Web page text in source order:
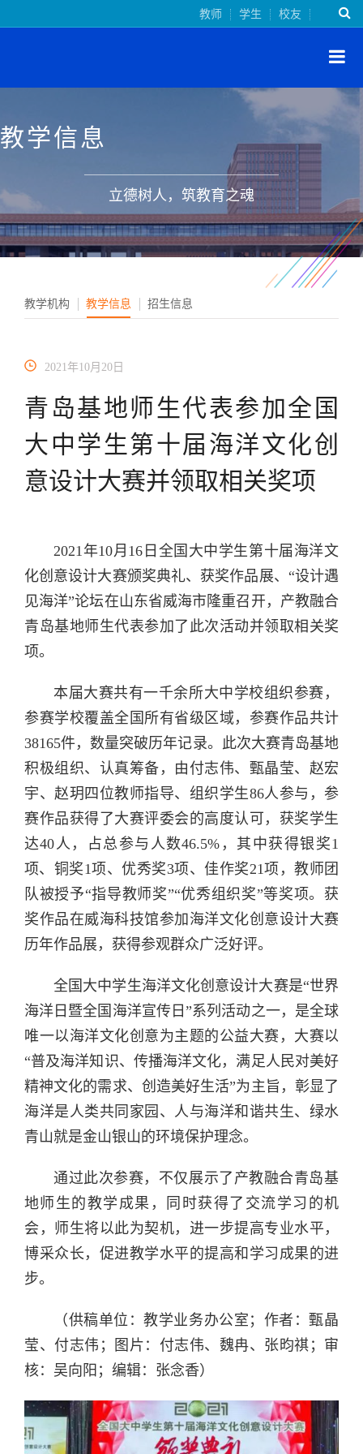
教师 学生 校友
教学信息
立德树人，筑教育之魂
教学机构 教学信息 招生信息
2021年10月20日
青岛基地师生代表参加全国
大中学生第十届海洋文化创
意设计大赛并领取相关奖项
2021年10月16日全国大中学生第十届海洋文
化创意设计大赛颁奖典礼、获奖作品展、“设计遇
见海洋”论坛在山东省威海市隆重召开， 产教融合
青岛基地师生代表参加了此次活动并领取相关奖
项。
本届大赛共有一千余所大中学校组织参赛，
参赛学校覆盖全国所有省级区域，参赛作品共计
38165件，数量突破历年记录。此次大赛青岛基地
积极组织、认真筹备 ， 由付志伟、甄晶莹、 赵宏
宇、赵玥四 位教师指导、 组织学生86人参与 ， 参
赛作品获得了大赛评委会的高度认可，获奖学生
达40人，占总参与人数46.5%， 其中获得银奖1
项、 铜奖1项 、优秀奖3项 、 佳作奖21项，教师团
队被授予“指导教师奖”“优秀组织奖”等奖项。获
奖作品在威海科技馆参加海洋文化创意设计大赛
历年作品展，获得参观群众广泛好评。
全国大中学生海洋文化创意设计大赛是“世界
海洋日暨全国海洋宣传日”系列活动之一，是全球
唯一以海洋文化创意为主题的公益大赛，大赛以
“普及海洋知识、传播海洋文化，满足人民对美好
精神文化的需求、创造美好生活”为主旨，彰显了
海洋是人类共同家园、人与海洋和谐共生、绿水
青山就是金山银山的环境保护理念。
通过此次参赛，不仅展示了产教融合青岛基
地师生的教学成果，同时获得了 交流学习 的机
会 ， 师生将以此为契机，进一步提高专业水平，
博采众长，促进教学水平 的提高和学习成果 的进
步。
（供稿单位：教学业务办公室；作者：甄晶
莹、付志伟；图片：付志伟、魏冉、张昀祺；审
核：吴向阳；编辑：张念香）